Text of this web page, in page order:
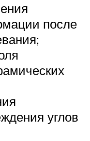
после
углов